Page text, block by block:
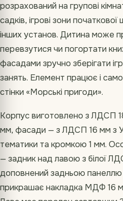
розрахований на групові
садків, ігрові зони
інших установ. Дитина може
перевзутися чи погортати
фасадами зручно зберігати
занять. Елемент працює і
стінки «Морські пригоди».
Корпус виготовлено з ЛДСП
мм, фасади — з ЛДСП 16 мм з
тематики та кромкою 1 мм.
— задник над лавою з білої
доповнений задньою
прикрашає накладка МДФ 16